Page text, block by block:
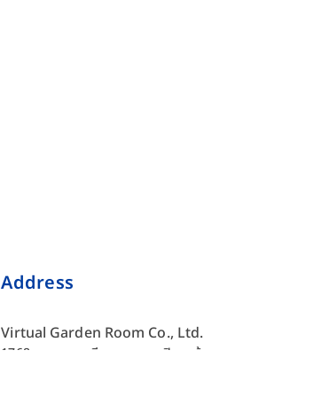
Address
Virtual Garden Room Co., Ltd.
1768 ถนนเพชรบุรี แขวงบางกะปิ เขตห้วยขวาง กรุงเทพมหานคร